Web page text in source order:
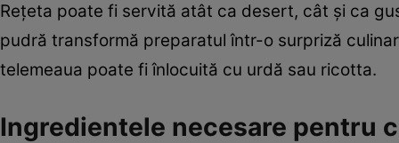
Rețeta poate fi servită atât ca desert, cât și ca
pudră transformă preparatul într-o surpriză
telemeaua poate fi înlocuită cu urdă sau ricotta.
Ingredientele necesare pentru